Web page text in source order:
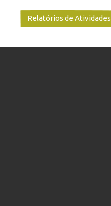
Relatórios de Atividades